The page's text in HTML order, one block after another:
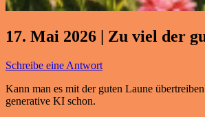
17. Mai 2026 | Zu viel der
Schreibe eine Antwort
Kann man es mit der guten Laune
generative KI schon.